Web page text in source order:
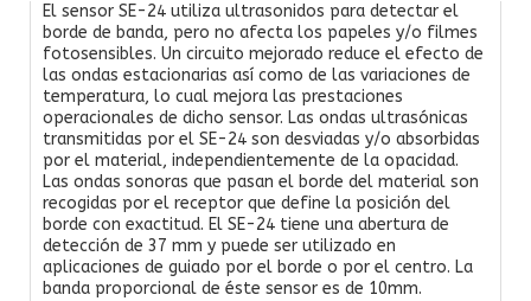
El sensor SE-24 utiliza ultrasonidos para detectar el
borde de banda, pero no afecta los papeles y/o filmes
fotosensibles. Un circuito mejorado reduce el efecto de
las ondas estacionarias así como de las variaciones de
temperatura, lo cual mejora las prestaciones
operacionales de dicho sensor. Las ondas ultrasónicas
transmitidas por el SE-24 son desviadas y/o absorbidas
por el material, independientemente de la opacidad.
Las ondas sonoras que pasan el borde del material son
recogidas por el receptor que define la posición del
borde con exactitud. El SE-24 tiene una abertura de
detección de 37 mm y puede ser utilizado en
aplicaciones de guiado por el borde o por el centro. La
banda proporcional de éste sensor es de 10mm.